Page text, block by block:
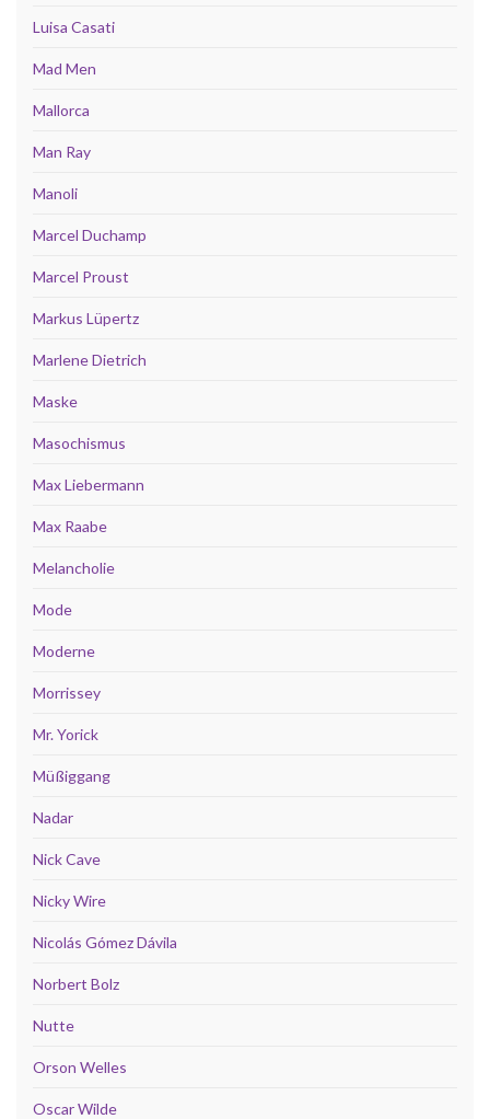
Luisa Casati
Mad Men
Mallorca
Man Ray
Manoli
Marcel Duchamp
Marcel Proust
Markus Lüpertz
Marlene Dietrich
Maske
Masochismus
Max Liebermann
Max Raabe
Melancholie
Mode
Moderne
Morrissey
Mr. Yorick
Müßiggang
Nadar
Nick Cave
Nicky Wire
Nicolás Gómez Dávila
Norbert Bolz
Nutte
Orson Welles
Oscar Wilde